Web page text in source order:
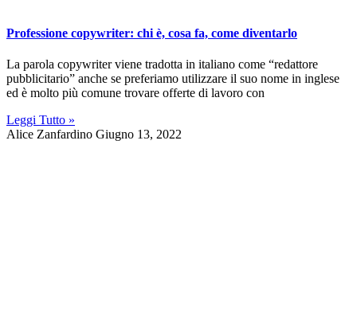
Professione copywriter: chi è, cosa fa, come diventarlo
La parola copywriter viene tradotta in italiano come “redattore
pubblicitario” anche se preferiamo utilizzare il suo nome in inglese
ed è molto più comune trovare offerte di lavoro con
Leggi Tutto »
Alice Zanfardino Giugno 13, 2022